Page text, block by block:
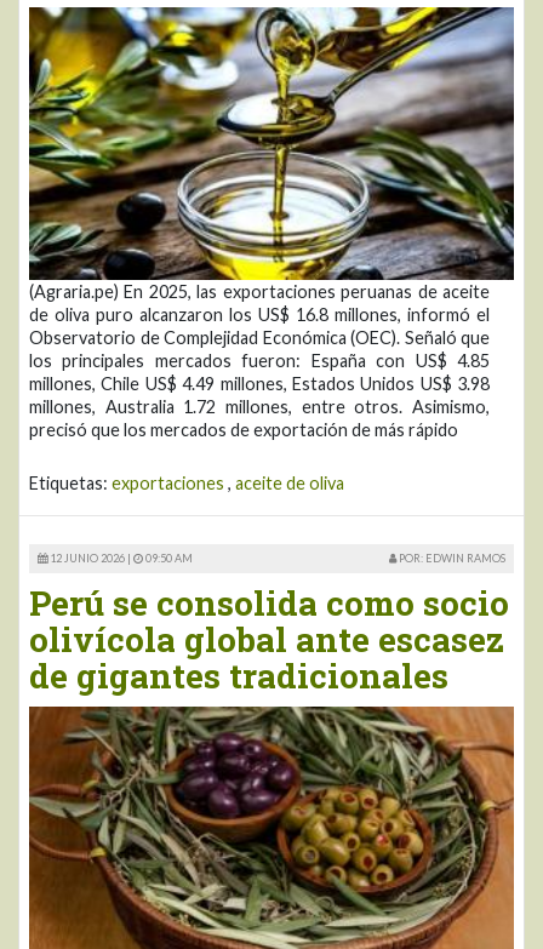
(Agraria.pe) En 2025, las exportaciones peruanas de aceite
de oliva puro alcanzaron los US$ 16.8 millones, informó el
Observatorio de Complejidad Económica (OEC). Señaló que
los principales mercados fueron: España con US$ 4.85
millones, Chile US$ 4.49 millones, Estados Unidos US$ 3.98
millones, Australia 1.72 millones, entre otros. Asimismo,
precisó que los mercados de exportación de más rápido
Etiquetas: exportaciones , aceite de oliva
12 JUNIO 2026 | 09:50 AM POR: EDWIN RAMOS
Perú se consolida como socio
olivícola global ante escasez
de gigantes tradicionales